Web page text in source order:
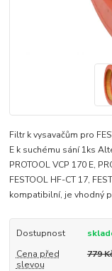
Filtr k vysavačům pro
E k suchému sání 1ks
PROTOOL VCP 170 E,
FESTOOL HF-CT 17,
kompatibilní, je vhodný
Dostupnost
Cena před
slevou
779